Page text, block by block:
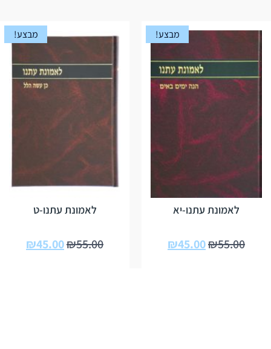
מבצע!
לאמונת עתנו-יא
₪55.00
₪45.00
מבצע!
לאמונת עתנו-ט
₪55.00
₪45.00